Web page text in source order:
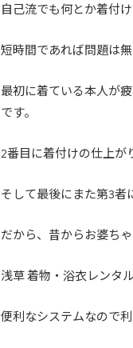
自己流でも何とか着付
短時間であれば問題は
最初に着ている本人が
です。
2番目に着付けの仕上が
そして最後にまた第3者
だから、昔からお婆ち
浅草 着物・浴衣レンタ
便利なシステムなので